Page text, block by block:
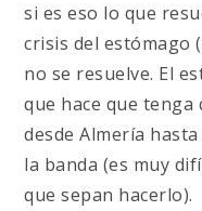
si es eso lo que
crisis del estómago
no se resuelve. El
que hace que
desde Almería
la banda (es muy
que sepan hacerlo).